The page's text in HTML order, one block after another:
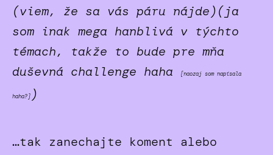
(viem, že sa vás páru nájde)(ja
som inak mega hanblivá v týchto
témach, takže to bude pre mňa
duševná challenge haha
[naozaj som napísala
haha?] )
…tak zanechajte koment alebo